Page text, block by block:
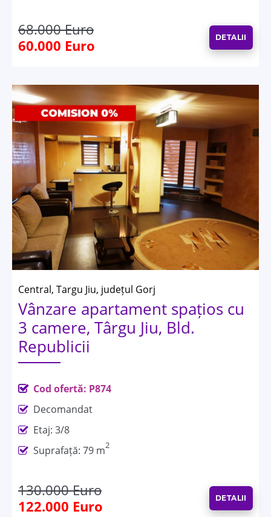
68.000 Euro
60.000 Euro
DETALII
Central, Targu Jiu, județul Gorj
Vânzare apartament spațios cu
3 camere, Târgu Jiu, Bld.
Republicii
Cod ofertă: P874
Decomandat
Etaj: 3/8
Suprafață: 79 m2
130.000 Euro
122.000 Euro
DETALII